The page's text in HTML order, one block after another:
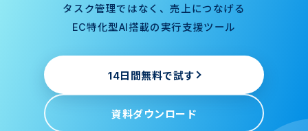
タスク管理ではなく、売上につなげる
EC特化型AI搭載の実行支援ツール
14日間無料で試す
資料ダウンロード